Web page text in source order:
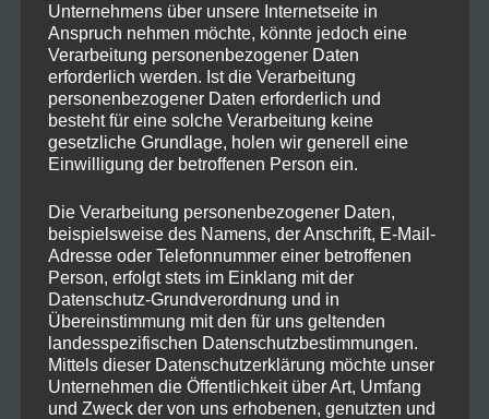
BeiAmazonbekommt ihr gerade dasGreen Cell
Power source 75WNetzteil für 28,68€
*normalerweise kostet das um die 40€
Die zwei unteren Ports Passen sich an eure Geräte an.
Unternehmens über unsere Internetseite in
Anspruch nehmen möchte, könnte jedoch eine
Verarbeitung personenbezogener Daten
erforderlich werden. Ist die Verarbeitung
personenbezogener Daten erforderlich und
besteht für eine solche Verarbeitung keine
gesetzliche Grundlage, holen wir generell eine
Einwilligung der betroffenen Person ein.
Die Verarbeitung personenbezogener Daten,
beispielsweise des Namens, der Anschrift, E-Mail-
Adresse oder Telefonnummer einer betroffenen
Person, erfolgt stets im Einklang mit der
Datenschutz-Grundverordnung und in
Übereinstimmung mit den für uns geltenden
landesspezifischen Datenschutzbestimmungen.
Mittels dieser Datenschutzerklärung möchte unser
Unternehmen die Öffentlichkeit über Art, Umfang
und Zweck der von uns erhobenen, genutzten und